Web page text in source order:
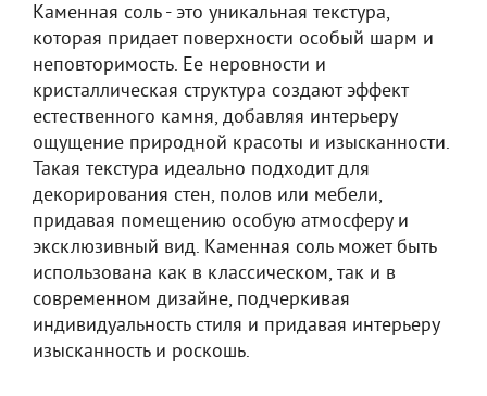
Каменная соль - это уникальная текстура,
которая придает поверхности особый шарм и
неповторимость. Ее неровности и
кристаллическая структура создают эффект
естественного камня, добавляя интерьеру
ощущение природной красоты и изысканности.
Такая текстура идеально подходит для
декорирования стен, полов или мебели,
придавая помещению особую атмосферу и
эксклюзивный вид. Каменная соль может быть
использована как в классическом, так и в
современном дизайне, подчеркивая
индивидуальность стиля и придавая интерьеру
изысканность и роскошь.